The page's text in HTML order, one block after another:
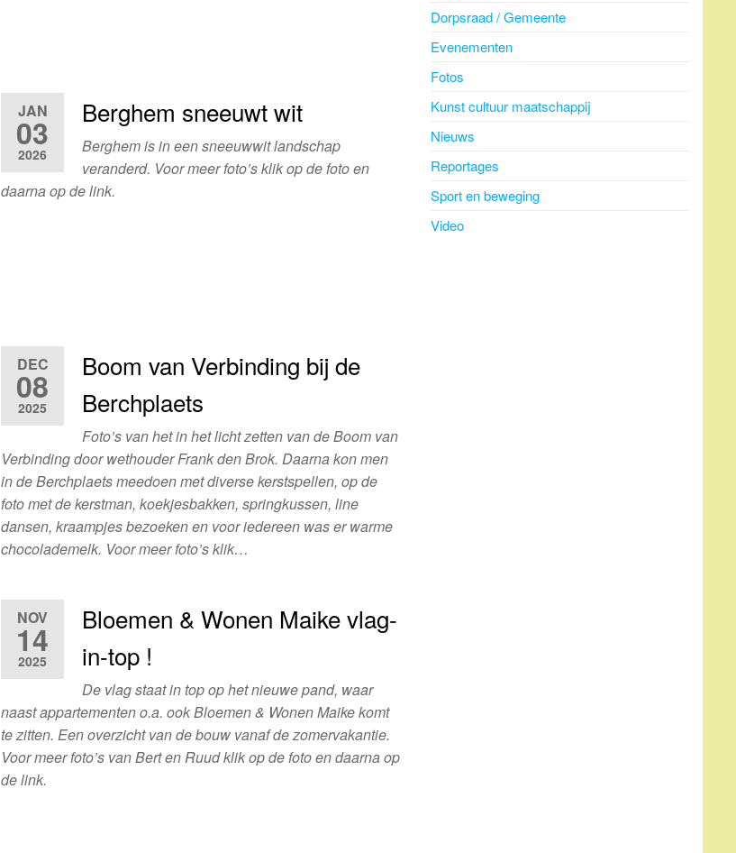
JAN
03
2026
Berghem sneeuwt wit
Berghem is in een sneeuwwit landschap
veranderd. Voor meer foto’s klik op de foto en
daarna op de link.
DEC
08
2025
Boom van Verbinding bij de
Berchplaets
Foto’s van het in het licht zetten van de Boom van
Verbinding door wethouder Frank den Brok. Daarna kon men
in de Berchplaets meedoen met diverse kerstspellen, op de
foto met de kerstman, koekjesbakken, springkussen, line
dansen, kraampjes bezoeken en voor iedereen was er warme
chocolademelk. Voor meer foto’s klik…
NOV
14
2025
Bloemen & Wonen Maike vlag-
in-top !
De vlag staat in top op het nieuwe pand, waar
naast appartementen o.a. ook Bloemen & Wonen Maike komt
te zitten. Een overzicht van de bouw vanaf de zomervakantie.
Voor meer foto’s van Bert en Ruud klik op de foto en daarna op
de link.
Dorpsraad / Gemeente
Evenementen
Fotos
Kunst cultuur maatschappij
Nieuws
Reportages
Sport en beweging
Video